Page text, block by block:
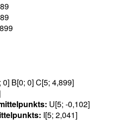
9
9
9
0] B[0; 0] C[5; 4,899]
U[5; -0,102]
I[5; 2,041]